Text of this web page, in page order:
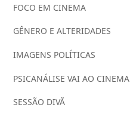
FOCO EM CINEMA
GÊNERO E ALTERIDADES
IMAGENS POLÍTICAS
PSICANÁLISE VAI AO CINEMA
SESSÃO DIVÃ